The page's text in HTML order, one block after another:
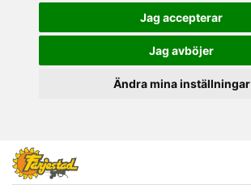
Jag accepterar
Jag avböjer
Ändra mina inställningar